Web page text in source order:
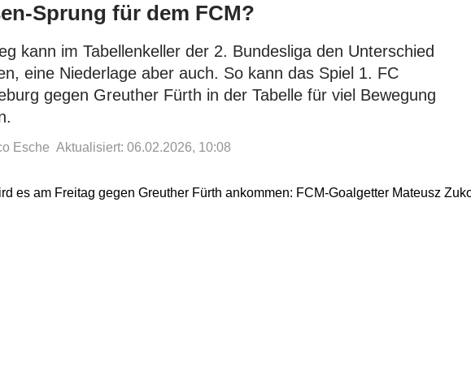
Sprung für dem FCM?
kann im Tabellenkeller der 2. Bundesliga den Unterschied
eine Niederlage aber auch. So kann das Spiel 1. FC
gegen Greuther Fürth in der Tabelle für viel Bewegung
Esche Aktualisiert: 06.02.2026, 10:08